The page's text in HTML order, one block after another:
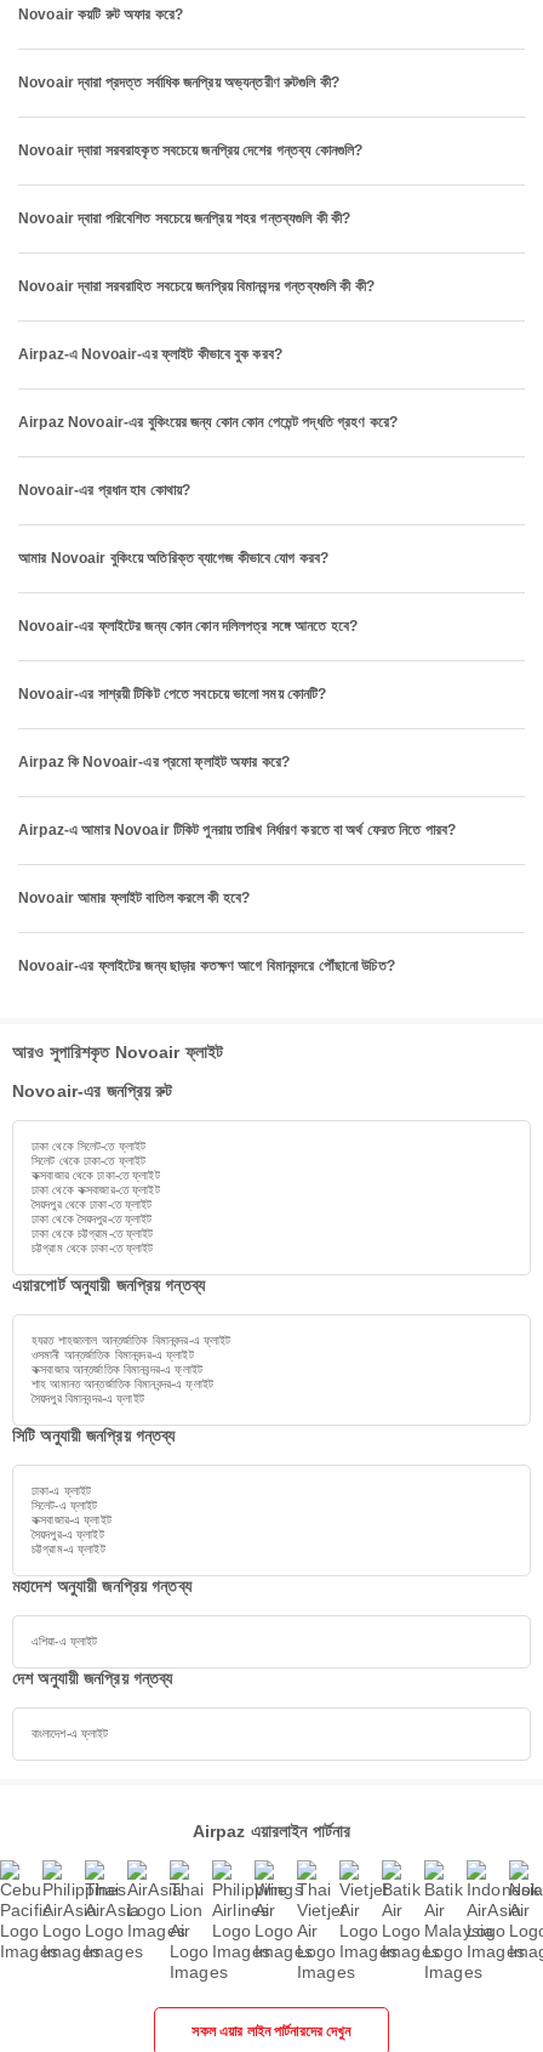
Novoair কয়টি রুট অফার করে?
Novoair দ্বারা প্রদত্ত সর্বাধিক জনপ্রিয় অভ্যন্তরীণ রুটগুলি কী?
Novoair দ্বারা সরবরাহকৃত সবচেয়ে জনপ্রিয় দেশের গন্তব্য কোনগুলি?
Novoair দ্বারা পরিবেশিত সবচেয়ে জনপ্রিয় শহর গন্তব্যগুলি কী কী?
Novoair দ্বারা সরবরাহিত সবচেয়ে জনপ্রিয় বিমানবন্দর গন্তব্যগুলি কী কী?
Airpaz-এ Novoair-এর ফ্লাইট কীভাবে বুক করব?
Airpaz Novoair-এর বুকিংয়ের জন্য কোন কোন পেমেন্ট পদ্ধতি গ্রহণ করে?
Novoair-এর প্রধান হাব কোথায়?
আমার Novoair বুকিংয়ে অতিরিক্ত ব্যাগেজ কীভাবে যোগ করব?
Novoair-এর ফ্লাইটের জন্য কোন কোন দলিলপত্র সঙ্গে আনতে হবে?
Novoair-এর সাশ্রয়ী টিকিট পেতে সবচেয়ে ভালো সময় কোনটি?
Airpaz কি Novoair-এর প্রমো ফ্লাইট অফার করে?
Airpaz-এ আমার Novoair টিকিট পুনরায় তারিখ নির্ধারণ করতে বা অর্থ ফেরত নিতে পারব?
Novoair আমার ফ্লাইট বাতিল করলে কী হবে?
Novoair-এর ফ্লাইটের জন্য ছাড়ার কতক্ষণ আগে বিমানবন্দরে পৌঁছানো উচিত?
আরও সুপারিশকৃত Novoair ফ্লাইট
Novoair-এর জনপ্রিয় রুট
ঢাকা থেকে সিলেট-তে ফ্লাইট
সিলেট থেকে ঢাকা-তে ফ্লাইট
কক্সবাজার থেকে ঢাকা-তে ফ্লাইট
ঢাকা থেকে কক্সবাজার-তে ফ্লাইট
সৈয়দপুর থেকে ঢাকা-তে ফ্লাইট
ঢাকা থেকে সৈয়দপুর-তে ফ্লাইট
ঢাকা থেকে চট্টগ্রাম-তে ফ্লাইট
চট্টগ্রাম থেকে ঢাকা-তে ফ্লাইট
এয়ারপোর্ট অনুযায়ী জনপ্রিয় গন্তব্য
হযরত শাহজালাল আন্তর্জাতিক বিমানবন্দর-এ ফ্লাইট
ওসমানী আন্তর্জাতিক বিমানবন্দর-এ ফ্লাইট
কক্সবাজার আন্তর্জাতিক বিমানবন্দর-এ ফ্লাইট
শাহ আমানত আন্তর্জাতিক বিমানবন্দর-এ ফ্লাইট
সৈয়দপুর বিমানবন্দর-এ ফ্লাইট
সিটি অনুযায়ী জনপ্রিয় গন্তব্য
ঢাকা-এ ফ্লাইট
সিলেট-এ ফ্লাইট
কক্সবাজার-এ ফ্লাইট
সৈয়দপুর-এ ফ্লাইট
চট্টগ্রাম-এ ফ্লাইট
মহাদেশ অনুযায়ী জনপ্রিয় গন্তব্য
এশিয়া-এ ফ্লাইট
দেশ অনুযায়ী জনপ্রিয় গন্তব্য
বাংলাদেশ-এ ফ্লাইট
Airpaz এয়ারলাইন পার্টনার
সকল এয়ার লাইন পার্টনারদের দেখুন